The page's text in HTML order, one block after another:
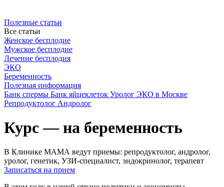
Полезные статьи
Все статьи
Женское бесплодие
Мужское бесплодие
Лечение бесплодия
ЭКО
Беременность
Полезная информация
Банк спермы Банк яйцеклеток Уролог ЭКО в Москве
Репродуктолог Андролог
Курс — на беременность
В Клинике МАМА ведут приемы: репродуктолог, андролог,
уролог, генетик, УЗИ-специалист, эндокринолог, терапевт
Записаться на прием